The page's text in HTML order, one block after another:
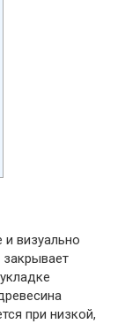
визуально
закрывает
при низкой,